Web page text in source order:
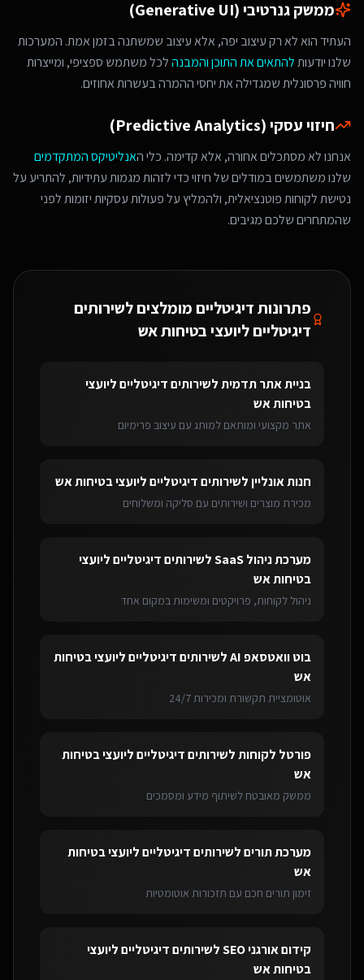
ממשק גנרטיבי (Generative UI)
העתיד הוא לא רק עיצוב יפה, אלא עיצוב שמשתנה בזמן אמת. המערכות
שלנו יודעותלהתאים את התוכן והמבנהלכל משתמש ספציפי, ומייצרות
חוויה פרסונלית שמגדילה את יחסי ההמרה בעשרות אחוזים.
חיזוי עסקי (Predictive Analytics)
אנחנו לא מסתכלים אחורה, אלא קדימה. כלי האנליטיקס המתקדמים
שלנו משתמשים במודלים של חיזוי כדי לזהות מגמות עתידיות, להתריע על
נטישת לקוחות פוטנציאלית, ולהמליץ על פעולות עסקיות יזומות לפני
שהמתחרים שלכם מגיבים.
פתרונות דיגיטליים מומלצים לשירותים
דיגיטליים ליועצי בטיחות אש
בניית אתר תדמיתלשירותים דיגיטליים ליועצי
בטיחות אש
אתר מקצועי ומותאם למותג עם עיצוב פרימיום
חנות אונלייןלשירותים דיגיטליים ליועצי בטיחות אש
מכירת מוצרים ושירותים עם סליקה ומשלוחים
מערכת ניהול SaaS לשירותים דיגיטליים ליועצי
בטיחות אש
ניהול לקוחות, פרויקטים ומשימות במקום אחד
בוט וואטסאפ AI לשירותים דיגיטליים ליועצי בטיחות
אש
אוטומציית תקשורת ומכירות 24/7
פורטל לקוחותלשירותים דיגיטליים ליועצי בטיחות
אש
ממשק מאובטח לשיתוף מידע ומסמכים
מערכת תוריםלשירותים דיגיטליים ליועצי בטיחות
אש
זימון תורים חכם עם תזכורות אוטומטיות
קידום אורגני SEO לשירותים דיגיטליים ליועצי
בטיחות אש